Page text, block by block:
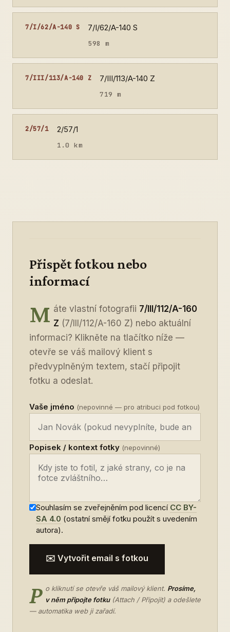
7/I/62/A-140 S 7/I/62/A-140 S
598 m
7/III/113/A-140 Z 7/III/113/A-140 Z
719 m
2/57/1 2/57/1
1.0 km
Přispět fotkou nebo
informací
M áte vlastní fotografii 7/III/112/A-160
Z (7/III/112/A-160 Z) nebo aktuální
informaci? Klikněte na tlačítko níže —
otevře se váš mailový klient s
předvyplněným textem, stačí připojit
fotku a odeslat.
Vaše jméno (nepovinné — pro atribuci pod fotkou)
Popisek / kontext fotky (nepovinné)
Souhlasím se zveřejněním pod licencí CC BY-
SA 4.0 (ostatní smějí fotku použít s uvedením
autora).
✉️ Vytvořit email s fotkou
P o kliknutí se otevře váš mailový klient. Prosíme,
v něm připojte fotku(Attach / Připojit) a odešlete
— automatika web ji zařadí.